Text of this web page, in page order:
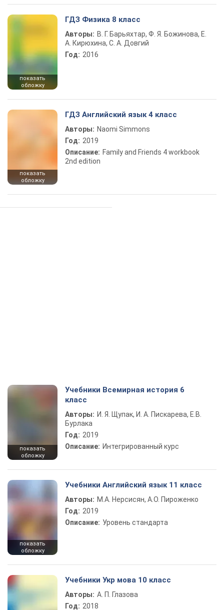
показать
обложку
ГДЗ Физика 8 класс
Авторы: В. Г. Барьяхтар, Ф. Я. Божинова, Е.
А. Кирюхина, С. А. Довгий
Год: 2016
показать
обложку
ГДЗ Английский язык 4 класс
Авторы: Naomi Simmons
Год: 2019
Описание: Family and Friends 4 workbook
2nd edition
показать
обложку
Учебники Всемирная история 6
класс
Авторы: И. Я. Щупак, И. А. Пискарева, Е.В.
Бурлака
Год: 2019
Описание: Интегрированный курс
показать
обложку
Учебники Английский язык 11 класс
Авторы: М.А. Нерсисян, А.О. Пироженко
Год: 2019
Описание: Уровень стандарта
Учебники Укр мова 10 класс
Авторы: А. П. Глазова
Год: 2018